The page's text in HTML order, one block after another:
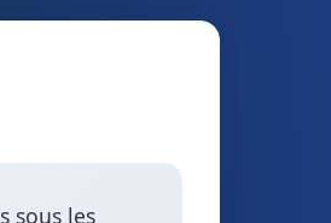
sous les